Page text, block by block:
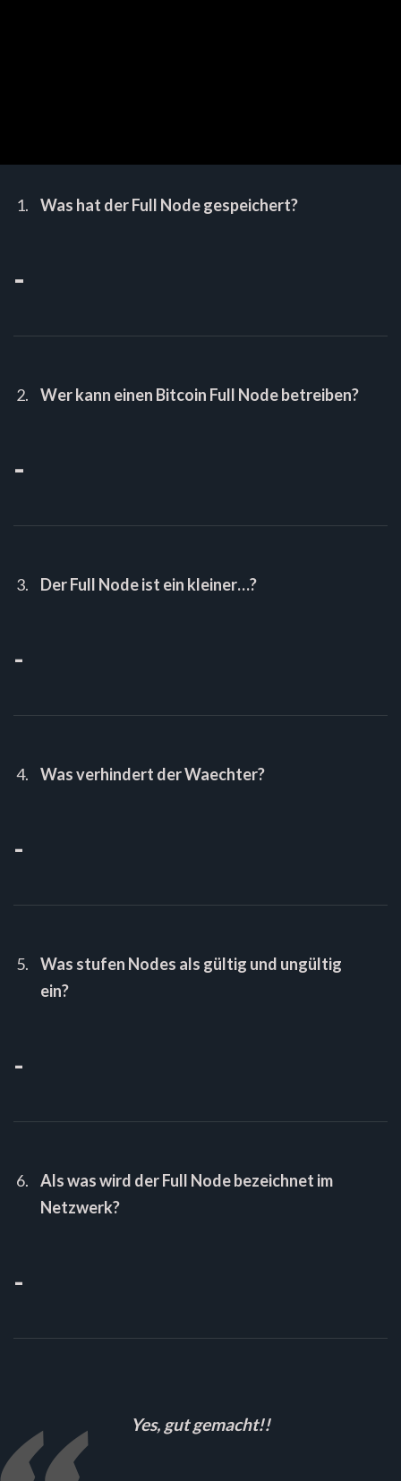
Was hat der Full Node gespeichert?
-
Wer kann einen Bitcoin Full Node betreiben?
-
Der Full Node ist ein kleiner…?
-
Was verhindert der Waechter?
-
Was stufen Nodes als gültig und ungültig
ein?
-
Als was wird der Full Node bezeichnet im
Netzwerk?
-
Yes, gut gemacht!!